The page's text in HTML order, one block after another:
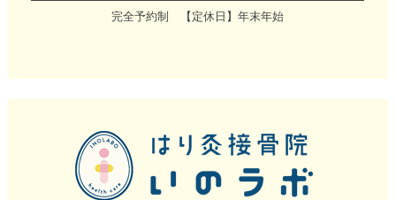
完全予約制 【定休日】年末年始